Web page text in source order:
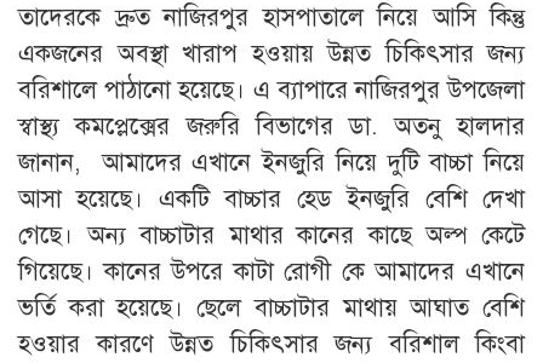
তাদেরকে দ্রুত নাজিরপুর হাসপাতালে নিয়ে আসি কিন্তু
একজনের অবস্থা খারাপ হওয়ায় উন্নত চিকিৎসার জন্য
বরিশালে পাঠানো হয়েছে। এ ব্যাপারে নাজিরপুর উপজেলা
স্বাস্থ্য কমপ্লেক্সের জরুরি বিভাগের ডা. অতনু হালদার
জানান, আমাদের এখানে ইনজুরি নিয়ে দুটি বাচ্চা নিয়ে
আসা হয়েছে। একটি বাচ্চার হেড ইনজুরি বেশি দেখা
গেছে। অন্য বাচ্চাটার মাথার কানের কাছে অল্প কেটে
গিয়েছে। কানের উপরে কাটা রোগী কে আমাদের এখানে
ভর্তি করা হয়েছে। ছেলে বাচ্চাটার মাথায় আঘাত বেশি
হওয়ার কারণে উন্নত চিকিৎসার জন্য বরিশাল কিংবা